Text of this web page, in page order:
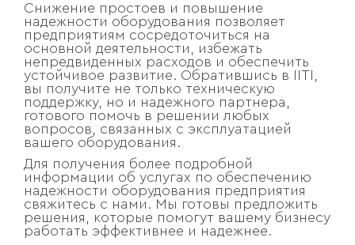
Снижение простоев и повышение
надежности оборудования позволяет
предприятиям сосредоточиться на
основной деятельности, избежать
непредвиденных расходов и обеспечить
устойчивое развитие. Обратившись в IITI,
вы получите не только техническую
поддержку, но и надежного партнера,
готового помочь в решении любых
вопросов, связанных с эксплуатацией
вашего оборудования.
Для получения более подробной
информации об услугах по обеспечению
надежности оборудования предприятия
свяжитесь с нами. Мы готовы предложить
решения, которые помогут вашему бизнесу
работать эффективнее и надежнее.